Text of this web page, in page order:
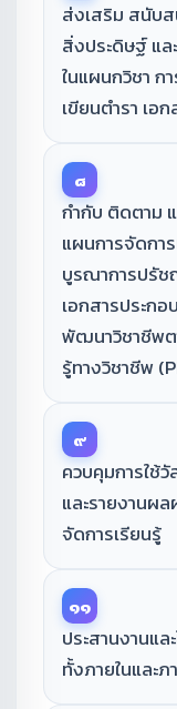
ส่งเสริม สนับ
สิ่งประดิษฐ์ แล
ในแผนกวิชา ก
เขียนตำรา เอ
๘
กำกับ ติดตาม แ
แผนการจัดกา
บูรณาการปรั
เอกสารประก
พัฒนาวิชาชีพต
รู้ทางวิชาชีพ
๙
ควบคุมการใช้
และรายงานผ
จัดการเรียนรู้
๑๑
ประสานงานแ
ทั้งภายในและ